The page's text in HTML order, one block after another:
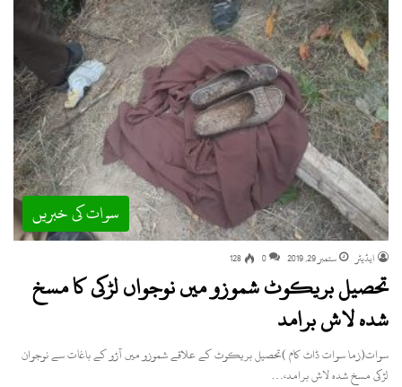
سوات کی خبریں
ایڈیٹر ستمبر 29, 2019 0
128
تحصیل بریکوٹ شموزو میں نوجواں لڑکی کا مسخ
شدہ لاش برامد
سوات(زما سوات ڈاٹ کام )تحصیل بریکوٹ کے علاقے شموزو میں آڑو کے باغات سے نوجوان
لڑکی مسخ شدہ لاش برامد،…